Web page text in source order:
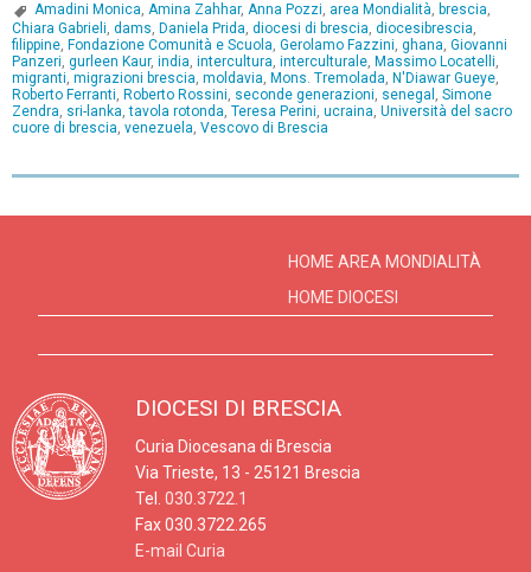
Amadini Monica, Amina Zahhar, Anna Pozzi, area Mondialità, brescia,
Chiara Gabrieli, dams, Daniela Prida, diocesi di brescia, diocesibrescia,
filippine, Fondazione Comunità e Scuola, Gerolamo Fazzini, ghana, Giovanni
Panzeri, gurleen Kaur, india, intercultura, interculturale, Massimo Locatelli,
migranti, migrazioni brescia, moldavia, Mons. Tremolada, N'Diawar Gueye,
Roberto Ferranti, Roberto Rossini, seconde generazioni, senegal , Simone
Zendra, sri-lanka,tavola rotonda, Teresa Perini, ucraina, Università del sacro
cuore di brescia, venezuela, Vescovo di Brescia
i
g
DIOCESI DI BRESCIA
Curia Diocesana di Brescia
Via Trieste, 13 - 25121 Brescia
Tel. 030.3722.1
Fax 030.3722.265
E-mail Curia
HOME AREA MONDIALITÀ
HOME DIOCESI